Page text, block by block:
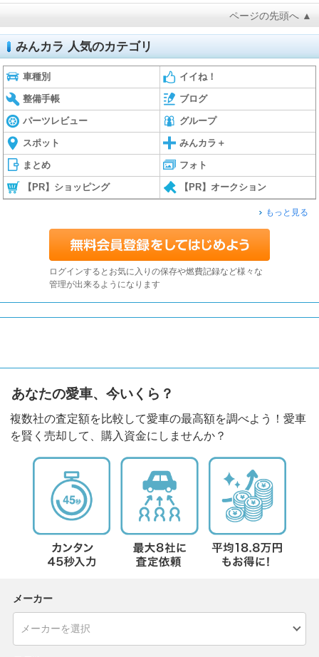
ページの先頭へ ▲
みんカラ 人気のカテゴリ
車種別 イイね！
整備手帳 ブログ
パーツレビュー グループ
スポット みんカラ＋
まとめ フォト
【PR】ショッピング 【PR】オークション
もっと見る
ログインするとお気に入りの保存や燃費記録など様々な
管理が出来るようになります
あなたの愛車、今いくら？
複数社の査定額を比較して愛車の最高額を調べよう！愛車
を賢く売却して、購入資金にしませんか？
メーカー